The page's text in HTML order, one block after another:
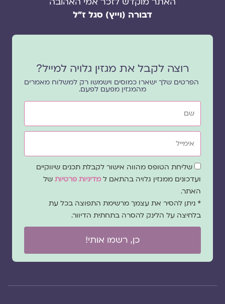
דבורה (וייץ) סגל ז"ל
רוצה לקבל את מגזין גלויה למייל?
הפרטים שלך ישארו כמוסים וישמשו רק למשלוח מאמרים
מהמגזין מפעם לפעם.
שם
אימייל
שדהשליחת הטופס מהווה אישור לקבלת תכנים שיווקיים
ועדכונים ממגזין גלויה בהתאם ל מדיניות פרטיותשל
האתר.
* ניתן להסיר את עצמך מרשימת התפוצה בכל עת
בלחיצה על הלינק להסרה בתחתית הדיוור.
כן, רשמו אותי!